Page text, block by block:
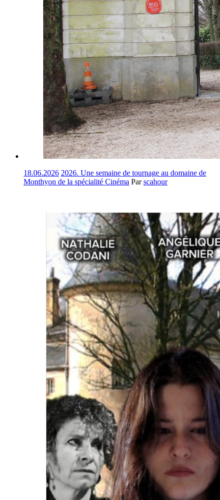
18.06.2026 2026. Une semaine de tournage au domaine de
Monthyon de la spécialité Cinéma Parscahour